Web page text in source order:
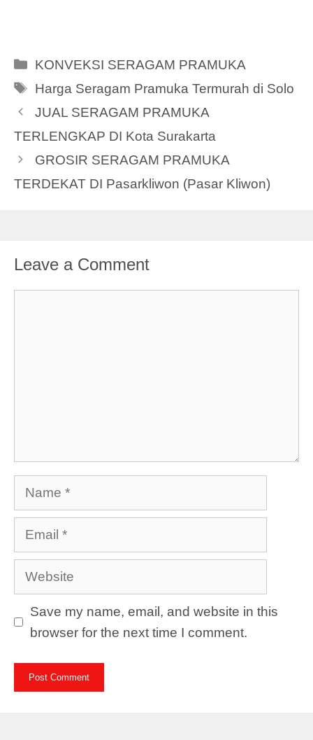
Categories
KONVEKSI SERAGAM PRAMUKA
Tags
Harga Seragam Pramuka Termurah di Solo
JUAL SERAGAM PRAMUKA
TERLENGKAP DI Kota Surakarta
GROSIR SERAGAM PRAMUKA
TERDEKAT DI Pasarkliwon (Pasar Kliwon)
Leave a Comment
Name
Email
Website
Save my name, email, and website in this
browser for the next time I comment.